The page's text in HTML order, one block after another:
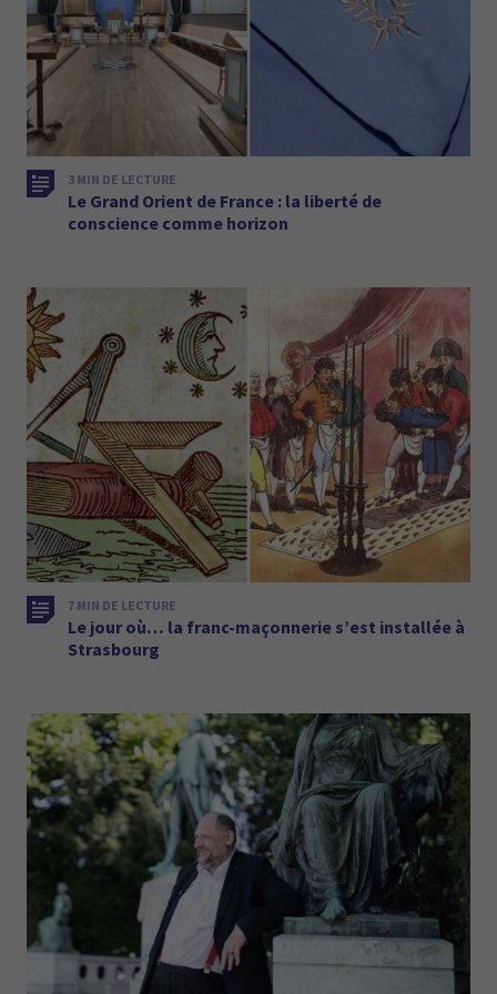
3 MIN DE LECTURE
Le Grand Orient de France : la liberté de
conscience comme horizon
7 MIN DE LECTURE
Le jour où… la franc-maçonnerie s’est installée à
Strasbourg